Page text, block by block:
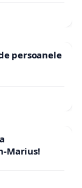
persoanele
Marius!